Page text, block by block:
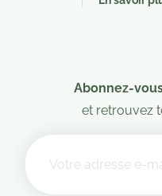
Abonnez-
et retrouvez